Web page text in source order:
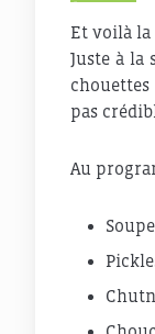
Et voilà la
Juste à la
chouettes
pas
Au